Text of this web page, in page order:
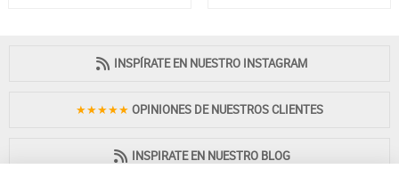
INSPÍRATE EN NUESTRO INSTAGRAM
★★★★★ OPINIONES DE NUESTROS CLIENTES
INSPIRATE EN NUESTRO BLOG